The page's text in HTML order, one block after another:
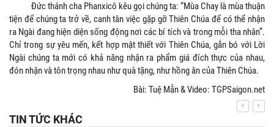
Đức thánh cha Phanxicô kêu gọi chúng ta: “Mùa Chay là mùa thuận
tiện để chúng ta trở về, canh tân việc gặp gỡ Thiên Chúa để có thể nhận
ra Ngài đang hiện diện sống động nơi các bí tích và trong mỗi tha nhân”.
Chỉ trong sự yêu mến, kết hợp mật thiết với Thiên Chúa, gắn bó với Lời
Ngài chúng ta mới có khả năng nhận ra phẩm giá đích thực của nhau,
đón nhận và tôn trọng nhau như quà tặng, như hồng ân của Thiên Chúa.
Bài: Tuệ Mẫn & Video: TGPSaigon.net
TIN TỨC KHÁC